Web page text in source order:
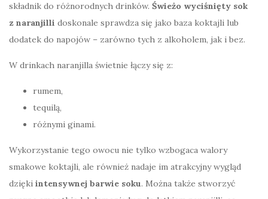
składnik do różnorodnych drinków. Świeżo wyciśnięty sok
z naranjilli doskonale sprawdza się jako baza koktajli lub
dodatek do napojów – zarówno tych z alkoholem, jak i bez.
W drinkach naranjilla świetnie łączy się z:
rumem,
tequilą,
różnymi ginami.
Wykorzystanie tego owocu nie tylko wzbogaca walory
smakowe koktajli, ale również nadaje im atrakcyjny wygląd
dzięki intensywnej barwie soku. Można także stworzyć